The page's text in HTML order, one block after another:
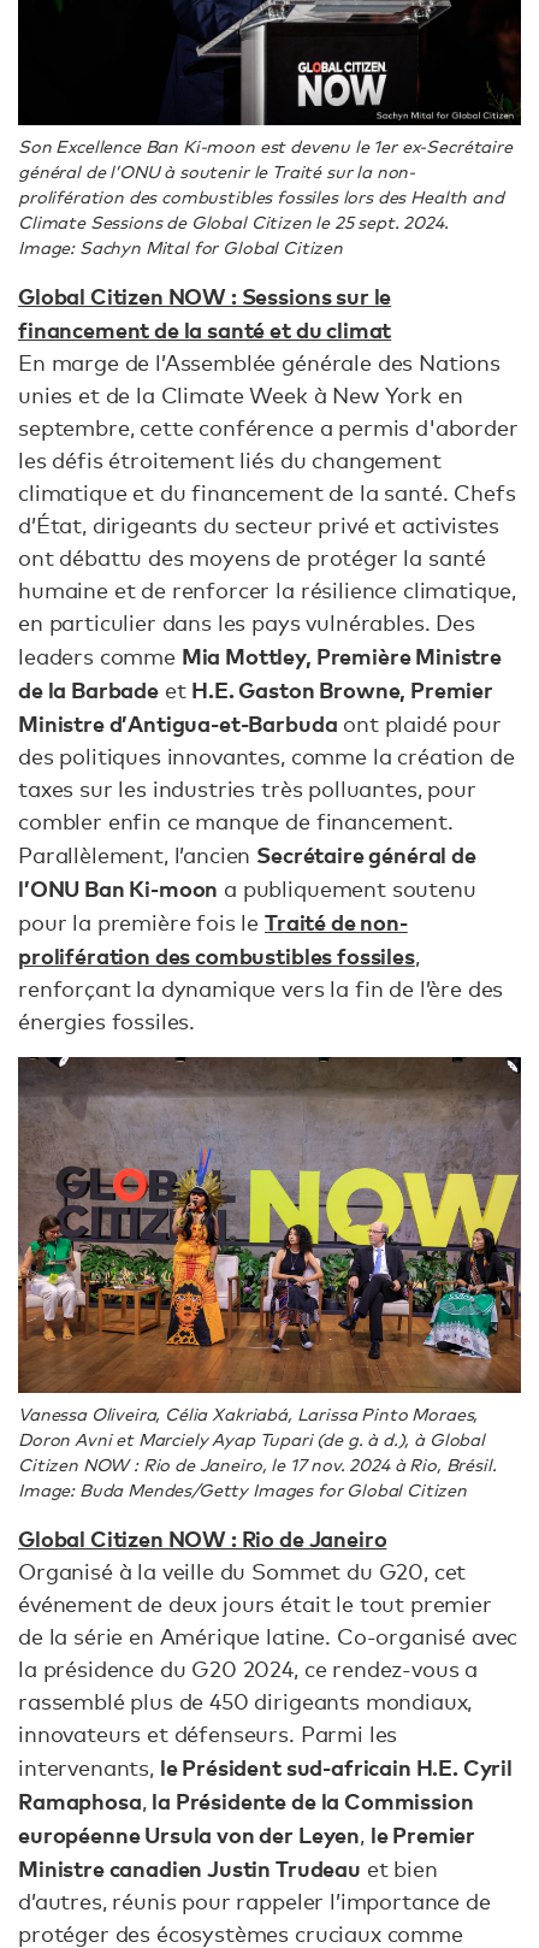
Son Excellence Ban Ki-moon est devenu le 1er ex-Secrétaire
général de l’ONU à soutenir le Traité sur la non-
prolifération des combustibles fossiles lors des Health and
Climate Sessions de Global Citizen le 25 sept. 2024.
Image: Sachyn Mital for Global Citizen
Global Citizen NOW : Sessions sur le
financement de la santé et du climat
En marge de l’Assemblée générale des Nations
unies et de la Climate Week à New York en
septembre, cette conférence a permis d'aborder
les défis étroitement liés du changement
climatique et du financement de la santé. Chefs
d’État, dirigeants du secteur privé et activistes
ont débattu des moyens de protéger la santé
humaine et de renforcer la résilience climatique,
en particulier dans les pays vulnérables. Des
leaders comme Mia Mottley, Première Ministre
de la Barbadeet H.E. Gaston Browne, Premier
Ministre d’Antigua-et-Barbuda ont plaidé pour
des politiques innovantes, comme la création de
taxes sur les industries très polluantes, pour
combler enfin ce manque de financement.
Parallèlement, l’ancien Secrétaire général de
l’ONU Ban Ki-moon a publiquement soutenu
pour la première fois le Traité de non-
prolifération des combustibles fossiles,
renforçant la dynamique vers la fin de l’ère des
énergies fossiles.
Vanessa Oliveira, Célia Xakriabá, Larissa Pinto Moraes,
Doron Avni et Marciely Ayap Tupari (de g. à d.), à Global
Citizen NOW : Rio de Janeiro, le 17 nov. 2024 à Rio, Brésil.
Image: Buda Mendes/Getty Images for Global Citizen
Global Citizen NOW : Rio de Janeiro
Organisé à la veille du Sommet du G20, cet
événement de deux jours était le tout premier
de la série en Amérique latine. Co-organisé avec
la présidence du G20 2024, ce rendez-vous a
rassemblé plus de 450 dirigeants mondiaux,
innovateurs et défenseurs. Parmi les
intervenants, le Président sud-africain H.E. Cyril
Ramaphosa, la Présidente de la Commission
européenne Ursula von der Leyen, le Premier
Ministre canadien Justin Trudeau et bien
d’autres, réunis pour rappeler l’importance de
protéger des écosystèmes cruciaux comme